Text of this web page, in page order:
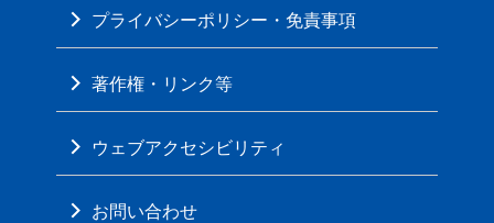
プライバシーポリシー・免責事項
著作権・リンク等
ウェブアクセシビリティ
お問い合わせ